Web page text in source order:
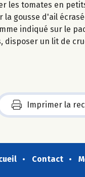
les tomates en
la gousse d'ail
indiqué sur le
disposer un lit de
Imprimer la
Contact